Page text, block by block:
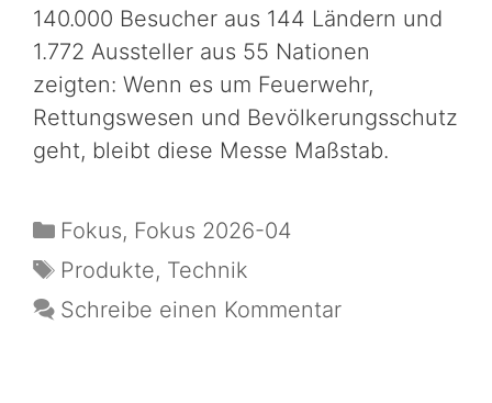
140.000 Besucher aus 144 Ländern und
1.772 Aussteller aus 55 Nationen
zeigten: Wenn es um Feuerwehr,
Rettungswesen und Bevölkerungsschutz
geht, bleibt diese Messe Maßstab.
Fokus, Fokus 2026-04
Produkte, Technik
Schreibe einen Kommentar